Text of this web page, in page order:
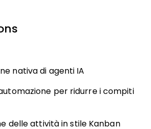
nativa di agenti IA
per ridurre i compiti
delle attività in stile Kanban